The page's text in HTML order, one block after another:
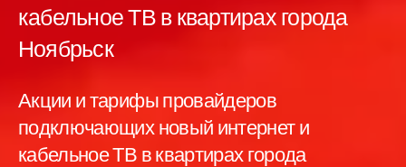
кабельное ТВ в квартирах города
Ноябрьск
Акции и тарифы провайдеров
подключающих новый интернет и
кабельное ТВ в квартирах города